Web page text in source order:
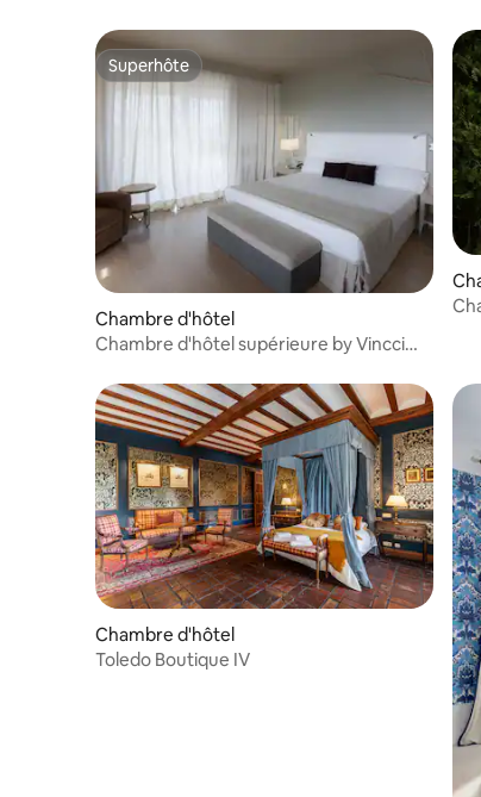
Superhôte
Superhôte
Chambre d'hôtel
Chambre d'hôtel supérieure by Vincci
Chambre d'hôtel
Toledo Boutique IV